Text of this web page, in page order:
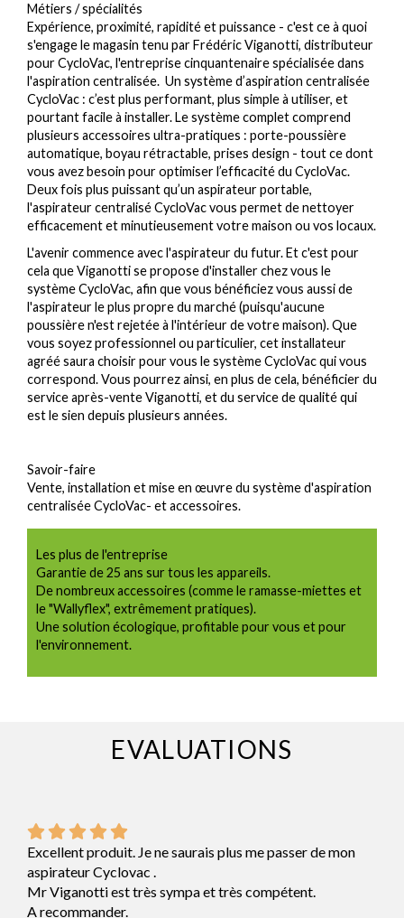
Métiers / spécialités
Expérience, proximité, rapidité et puissance - c'est ce à quoi
s'engage le magasin tenu par Frédéric Viganotti, distributeur
pour CycloVac, l'entreprise cinquantenaire spécialisée dans
l'aspiration centralisée. Un système d’aspiration centralisée
CycloVac : c’est plus performant, plus simple à utiliser, et
pourtant facile à installer. Le système complet comprend
plusieurs accessoires ultra-pratiques : porte-poussière
automatique, boyau rétractable, prises design - tout ce dont
vous avez besoin pour optimiser l’efficacité du CycloVac.
Deux fois plus puissant qu’un aspirateur portable,
l'aspirateur centralisé CycloVac vous permet de nettoyer
efficacement et minutieusement votre maison ou vos locaux.
L'avenir commence avec l'aspirateur du futur. Et c'est pour
cela que Viganotti se propose d'installer chez vous le
système CycloVac, afin que vous bénéficiez vous aussi de
l'aspirateur le plus propre du marché (puisqu'aucune
poussière n'est rejetée à l'intérieur de votre maison). Que
vous soyez professionnel ou particulier, cet installateur
agréé saura choisir pour vous le système CycloVac qui vous
correspond. Vous pourrez ainsi, en plus de cela, bénéficier du
service après-vente Viganotti, et du service de qualité qui
est le sien depuis plusieurs années.
Savoir-faire
Vente, installation et mise en œuvre du système d'aspiration
centralisée CycloVac- et accessoires.
Les plus de l'entreprise
Garantie de 25 ans sur tous les appareils.
De nombreux accessoires (comme le ramasse-miettes et
le "Wallyflex", extrêmement pratiques).
Une solution écologique, profitable pour vous et pour
l'environnement.
EVALUATIONS
Excellent produit. Je ne saurais plus me passer de mon
aspirateur Cyclovac .
Mr Viganotti est très sympa et très compétent.
A recommander.